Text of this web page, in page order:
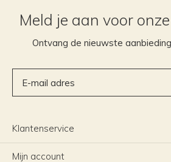
Meld je aan voor
Ontvang de nieuwste
Klantenservice
Mijn account